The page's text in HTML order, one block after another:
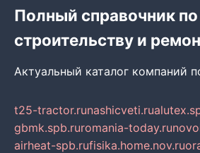
Полный справочник по
строительству и
Актуальный каталог компаний
t25-tractor.runashicveti.ru
gbmk.spb.ruromania-today.ru
airheat-spb.rufisika.home.nov.ru